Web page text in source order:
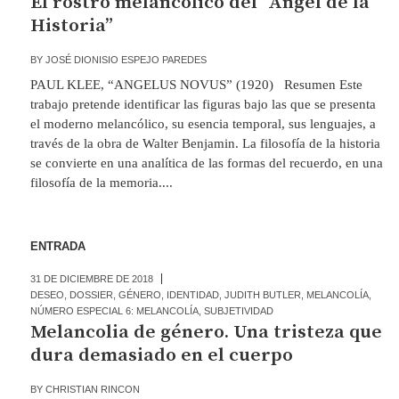
Historia”
BY JOSÉ DIONISIO ESPEJO PAREDES
PAUL KLEE, “ANGELUS NOVUS” (1920) Resumen Este
trabajo pretende identificar las figuras bajo las que se presenta
el moderno melancólico, su esencia temporal, sus lenguajes, a
través de la obra de Walter Benjamin. La filosofía de la historia
se convierte en una analítica de las formas del recuerdo, en una
filosofía de la memoria....
ENTRADA
31 DE DICIEMBRE DE 2018
DESEO
DOSSIER GÉNERO IDENTIDAD, JUDITH BUTLER MELANCOLÍA,
NÚMERO ESPECIAL 6: MELANCOLÍA, SUBJETIVIDAD
Melancolia de género. Una tristeza que
dura demasiado en el cuerpo
BY CHRISTIAN RINCON